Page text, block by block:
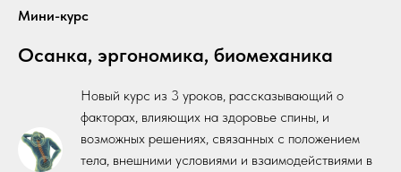
Мини-курс
Осанка, эргономика, биомеханика
Новый курс из 3 уроков, рассказывающий о
факторах, влияющих на здоровье спины, и
возможных решениях, связанных с положением
тела, внешними условиями и взаимодействиями в